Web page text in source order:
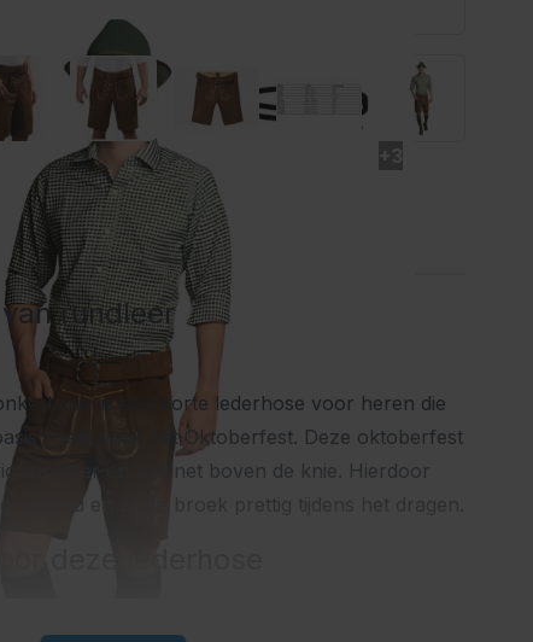
rundleer
is een korte lederhose voor heren die
zoekt voor het Oktoberfest. Deze oktoberfest
rundleer en valt net boven de knie. Hierdoor
en zit de broek prettig tijdens het dragen.